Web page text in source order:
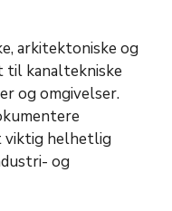
arkitektoniske og
kanaltekniske
og omgivelser.
viktig helhetlig
og